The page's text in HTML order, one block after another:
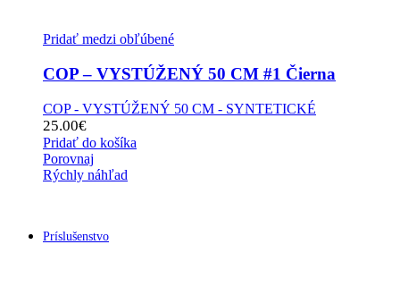
Pridať medzi obľúbené
COP – VYSTÚŽENÝ 50 CM #1 Čierna
COP - VYSTÚŽENÝ 50 CM - SYNTETICKÉ
25.00€
Pridať do košíka
Porovnaj
Rýchly náhľad
Príslušenstvo